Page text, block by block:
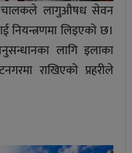
चालकले लागुऔषध सेवन
नियन्त्रणमा लिइएको छ।
लागि इलाका
राखिएको प्रहरीले